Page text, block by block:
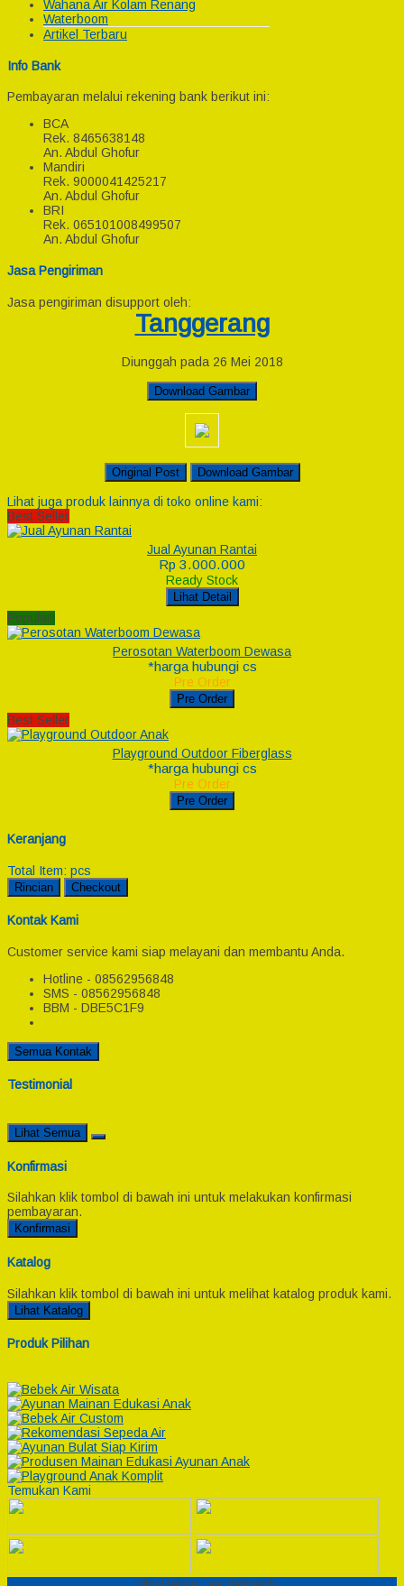
Wahana Air Kolam Renang
Waterboom
Artikel Terbaru
Info Bank
Pembayaran melalui rekening bank berikut ini:
BCA
Rek. 8465638148
An. Abdul Ghofur
Mandiri
Rek. 9000041425217
An. Abdul Ghofur
BRI
Rek. 065101008499507
An. Abdul Ghofur
Jasa Pengiriman
Jasa pengiriman disupport oleh:
Tanggerang
Diunggah pada 26 Mei 2018
Download Gambar
Original Post Download Gambar
Lihat juga produk lainnya di toko online kami:
Best Seller
Jual Ayunan Rantai
Rp 3.000.000
Ready Stock
Lihat Detail
Popular!
Perosotan Waterboom Dewasa
*harga hubungi cs
Pre Order
Pre Order
Best Seller
Playground Outdoor Fiberglass
*harga hubungi cs
Pre Order
Pre Order
Keranjang
Total Item: pcs
Rincian Checkout
Kontak Kami
Customer service kami siap melayani dan membantu Anda.
Hotline - 08562956848
SMS - 08562956848
BBM - DBE5C1F9
Semua Kontak
Testimonial
Lihat Semua
Konfirmasi
Silahkan klik tombol di bawah ini untuk melakukan konfirmasi
pembayaran.
Konfirmasi
Katalog
Silahkan klik tombol di bawah ini untuk melihat katalog produk kami.
Lihat Katalog
Produk Pilihan
Temukan Kami